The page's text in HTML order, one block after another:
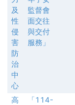
及
性
侵
害
防
治
中
心
監督會
面交往
與交付
服務」
高
「114-